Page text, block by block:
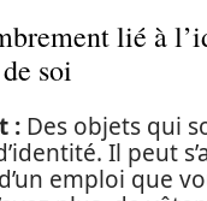
lié à
soi
: Des objets qui
Il peut
emploi que